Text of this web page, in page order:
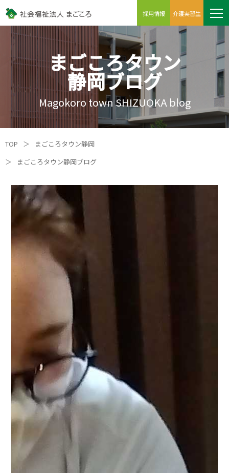
採用情報 介護実習生
まごころタウン
静岡ブログ
Magokoro town SHIZUOKA blog
TOP ＞
まごころタウン静岡
＞
まごころタウン静岡ブログ